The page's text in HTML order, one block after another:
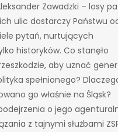
Zawadzki – losy
ulic dostarczy Państwu
pytań, nurtujących
historyków. Co stanęło
aby uznać
spełnionego?
go właśnie na Śląsk?
o jego
z tajnymi służbami